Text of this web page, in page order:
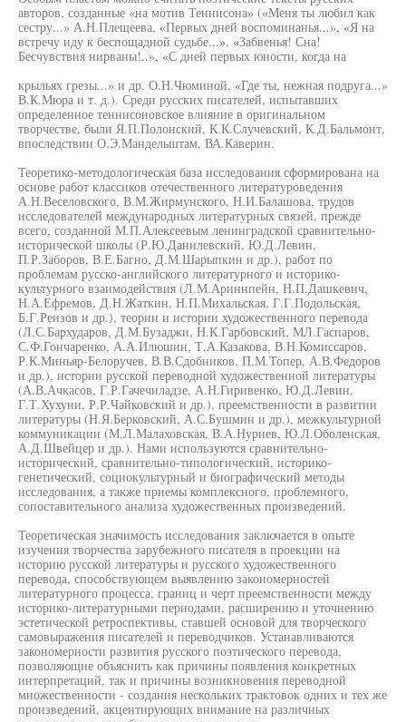
авторов, созданные «на мотив Теннисона» («Меня ты любил как
сестру...» А.Н.Плещеева, «Первых дней воспоминанья...», «Я на
встречу иду к беспощадной судьбе...», «Забвенья! Сна!
Бесчувствия нирваны!..», «С дней первых юности, когда на
крыльях грезы...» и др. О.Н.Чюминой, «Где ты, нежная подруга...»
В.К.Мюра и т. д.). Среди русских писателей, испытавших
определенное теннисоновское влияние в оригинальном
творчестве, были Я.П.Полонский, К.К.Случевский, К.Д.Бальмонт,
впоследствии О.Э.Мандельштам, ВА.Каверин.
Теоретико-методологическая база исследования сформирована на
основе работ классиков отечественного литературоведения
А.Н.Веселовского, В.М.Жирмунского, Н.И.Балашова, трудов
исследователей международных литературных связей, прежде
всего, созданной М.П.Алексеевым ленинградской сравнительно-
исторической школы (Р.Ю.Данилевский, Ю.Д.Левин,
П.Р.Заборов, В.Е.Багно, Д.М.Шарыпкин и др.), работ по
проблемам русско-английского литературного и историко-
культурного взаимодействия (Л.М.Ариннпейн, Н.П.Дашкевич,
Н.А.Ефремов, Д.Н.Жаткин, Н.П.Михальская, Г.Г.Подольская,
Б.Г.Реизов и др.), теории и истории художественного перевода
(Л.С.Бархударов, Д.М.Бузаджи, Н.К.Гарбовский, МЛ.Гаспаров,
С.Ф.Гончаренко, А.А.Илюшин, Т.А.Казакова, В.Н.Комиссаров,
Р.К.Миньяр-Белоручев, В.В.Сдобников, П.М.Топер, А.В.Федоров
и др.), истории русской переводной художественной литературы
(А.В.Ачкасов, Г.Р.Гачечиладзе, А.Н.Гиривенко, Ю.Д.Левин,
Г.Т.Хухуни, Р.Р.Чайковский и др.), преемственности в развитии
литературы (Н.Я.Берковский, А.С.Бушмин и др.), межкультурной
коммуникации (М.Л.Малаховская, В.А.Нуриев, Ю.Л.Оболенская,
А.Д.Швейцер и др.). Нами используются сравнительно-
исторический, сравнительно-типологический, историко-
генетический, социокультурный и биографический методы
исследования, а также приемы комплексного, проблемного,
сопоставительного анализа художественных произведений.
Теоретическая значимость исследования заключается в опыте
изучения творчества зарубежного писателя в проекции на
историю русской литературы и русского художественного
перевода, способствующем выявлению закономерностей
литературного процесса, границ и черт преемственности между
историко-литературными периодами, расширению и уточнению
эстетической ретроспективы, ставшей основой для творческого
самовыражения писателей и переводчиков. Устанавливаются
закономерности развития русского поэтического перевода,
позволяющие объяснить как причины появления конкретных
интерпретаций, так и причины возникновения переводной
множественности - создания нескольких трактовок одних и тех же
произведений, акцентирующих внимание на различных